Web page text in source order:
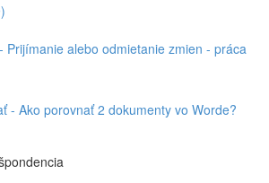
Prijímanie alebo odmietanie zmien - práca
- Ako porovnať 2 dokumenty vo Worde?